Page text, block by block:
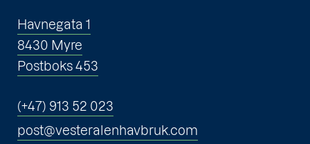
Havnegata 1
8430 Myre
Postboks 453
(+47) 913 52 023
post@vesteralenhavbruk.com